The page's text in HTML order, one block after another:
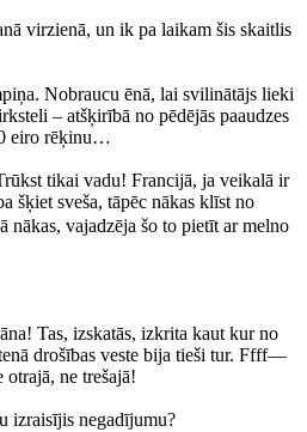
virzienā, un ik pa laikam šis skaitlis
Nobraucu ēnā, lai svilinātājs lieki
– atšķirībā no pēdējās paaudzes
eiro rēķinu…
tikai vadu! Francijā, ja veikalā ir
šķiet sveša, tāpēc nākas klīst no
vajadzēja šo to pietīt ar melno
Tas, izskatās, izkrita kaut kur no
drošības veste bija tieši tur. Ffff—
ne trešajā!
izraisījis negadījumu?